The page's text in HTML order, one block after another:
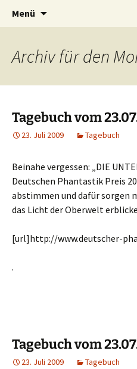
Timo Bader
Willkommen im Reich
Menü
Archiv für den
Tagebuch vom
23. Juli 2009 Tagebuch
Beinahe vergessen: „DIE
Deutschen Phantastik Preis
abstimmen und dafür sorgen
das Licht der Oberwelt
[url]http://www.deutscher-
.
Tagebuch vom
23. Juli 2009 Tagebuch